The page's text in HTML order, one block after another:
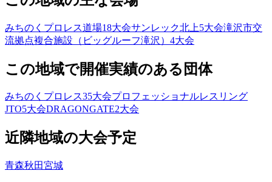
みちのくプロレス道場18大会サンレック北上5大会滝沢市交
流拠点複合施設（ビッグルーフ滝沢） 4大会
この地域で開催実績のある団体
みちのくプロレス35大会プロフェッショナルレスリング
JTO5大会DRAGONGATE2大会
近隣地域の大会予定
青森秋田宮城